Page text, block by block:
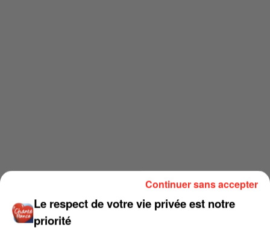
Le respect de votre vie privée est notre
priorité
Continuer sans accepter